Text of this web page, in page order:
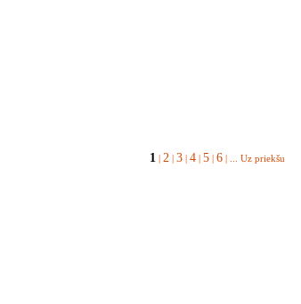
1 2 3 4 5 6 Uz priekšu